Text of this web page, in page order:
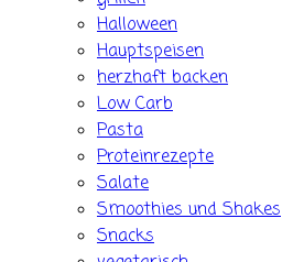
Halloween
Hauptspeisen
herzhaft backen
Low Carb
Pasta
Proteinrezepte
Salate
Smoothies und Shakes
Snacks